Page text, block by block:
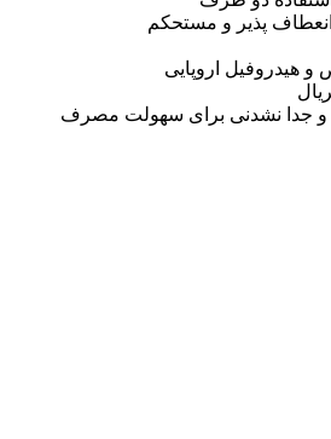
پذیر و مستحکم
و جدا نشدنی برای سهولت مصرف